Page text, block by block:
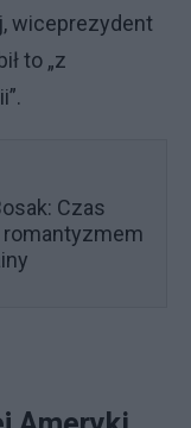
wiceprezydent
to „z
Czas